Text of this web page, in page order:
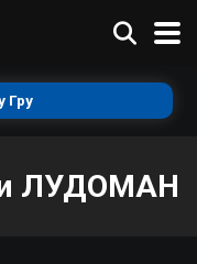
Гру
ЛУДОМАН